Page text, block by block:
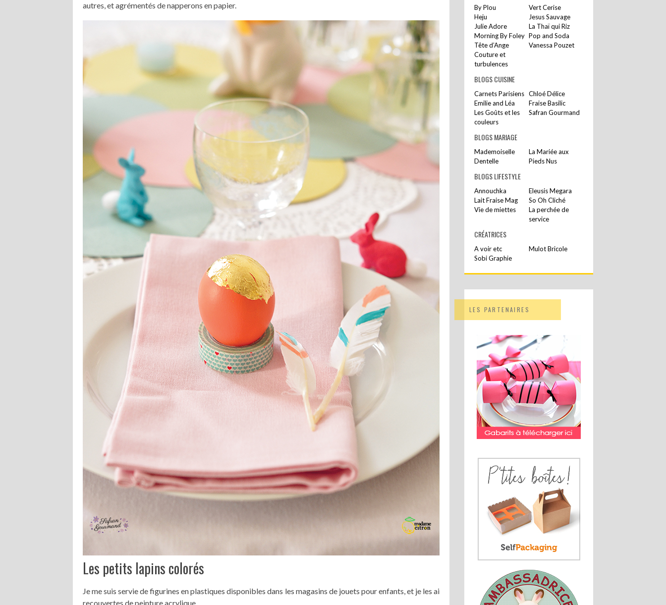
autres, et agrémentés de napperons en papier.
Les petits lapins colorés
Je me suis servie de figurines en plastiques disponibles dans les magasins de jouets pour enfants, et je les ai
recouvertes de peinture acrylique.
By Plou
Vert Cerise
Heju
Jesus Sauvage
Julie Adore
La Thaï qui Riz
Morning By Foley Pop and Soda
Tête d’Ange
Vanessa Pouzet
Couture et
turbulences
BLOGS CUISINE
Carnets Parisiens Chloé Délice
Emilie and Léa
Fraise Basilic
Les Goûts et les
couleurs
Safran Gourmand
BLOGS MARIAGE
Mademoiselle
Dentelle
La Mariée aux
Pieds Nus
BLOGS LIFESTYLE
Annouchka
Eleusis Megara
Lait Fraise Mag
So Oh Cliché
Vie de miettes
La perchée de
service
CRÉATRICES
A voir etc
Mulot Bricole
Sobi Graphie
LES PARTENAIRES